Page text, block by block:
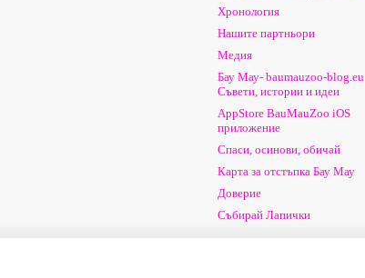
Хронология
Нашите партньори
Медия
Бау Мау- baumauzoo-blog.eu
Съвети, истории и идеи
AppStore BauMauZoo iOS
приложение
Спаси, осинови, обичай
Карта за отстъпка Бау Мау
Доверие
Събирай Лапички